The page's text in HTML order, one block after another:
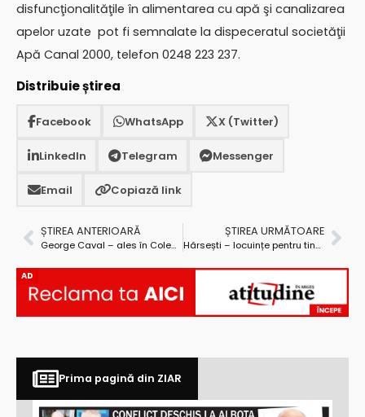
disfuncţionalităţile în alimentarea cu apă şi canalizarea
apelor uzate pot fi semnalate la dispeceratul societăţii
Apă Canal 2000, telefon 0248 223 237.
Distribuie știrea
Facebook WhatsApp X (Twitter)
LinkedIn Telegram Messenger
Email Copiază link
ȘTIREA ANTERIOARĂ
George Caval – ales în Colegiul de Conducere al Camerei de Comerț a României
ȘTIREA URMĂTOARE
Hârsești – locuințe pentru tineri și locuințe de serviciu pentru specialiști din sănătate și învățământ
AD
Prima pagină din ZIAR